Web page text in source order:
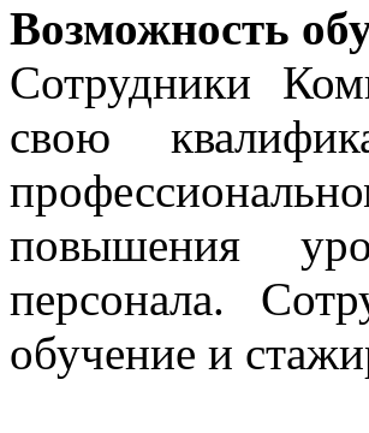
Возможность
Сотрудники
свою
повышения
персонала.
обучение и